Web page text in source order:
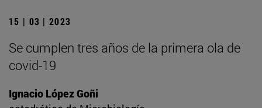
15 | 03 | 2023
Se cumplen tres años de la primera ola de
covid-19
Ignacio López Goñi